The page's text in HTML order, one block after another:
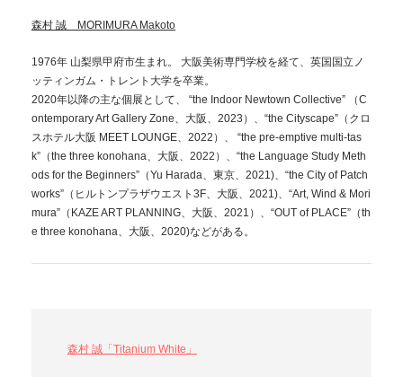
森村 誠 MORIMURA Makoto
1976年 山梨県甲府市生まれ。 大阪美術専門学校を経て、英国国立ノ
ッティンガム・トレント大学を卒業。
2020年以降の主な個展として、 “the Indoor Newtown Collective” （C
ontemporary Art Gallery Zone、大阪、2023）、“the Cityscape”（クロ
スホテル大阪 MEET LOUNGE、2022）、 “the pre-emptive multi-tas
k”（the three konohana、大阪、2022）、“the Language Study Meth
ods for the Beginners”（Yu Harada、東京、2021)、“the City of Patch
works”（ヒルトンプラザウエスト3F、大阪、2021)、“Art, Wind & Mori
mura”（KAZE ART PLANNING、大阪、2021）、“OUT of PLACE”（th
e three konohana、大阪、2020)などがある。
森村 誠「Titanium White」